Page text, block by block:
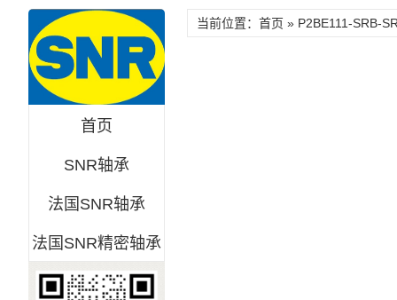
首页
SNR轴承
法国SNR轴承
法国SNR精密轴承
当前位置：首页 » P2BE111-SRB-